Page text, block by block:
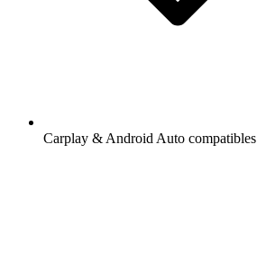
Carplay & Android Auto compatibles